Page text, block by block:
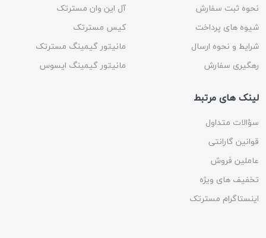
نحوه ثبت سفارش
شیوه های پرداخت
شرایط و نحوه ارسال
رهگیری سفارش
آل این وان مسترتک
کیس مسترتک
مانیتور گیمینگ مسترتک
مانیتور گیمینگ ایسوس
لینک های مرتبط
سؤالات متداول
قوانین گارانتی
عاملین فروش
تخفیف های ویژه
اینستاگرام مسترتک